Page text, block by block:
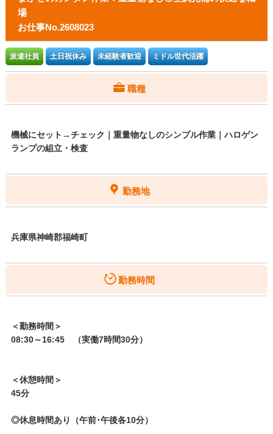
場
お仕事No.2608023
派遣社員 土日祝休み 未経験者歓迎 ミドル世代活躍
職種
機械にセット→チェック｜重量物なしのシンプル作業｜ハロゲン
ランプの組立・検査
勤務地
兵庫県神崎郡福崎町
勤務時間
＜勤務時間＞
08:30～16:45 （実働7時間30分）
＜休憩時間＞
45分
◎休息時間あり（午前･午後各10分）